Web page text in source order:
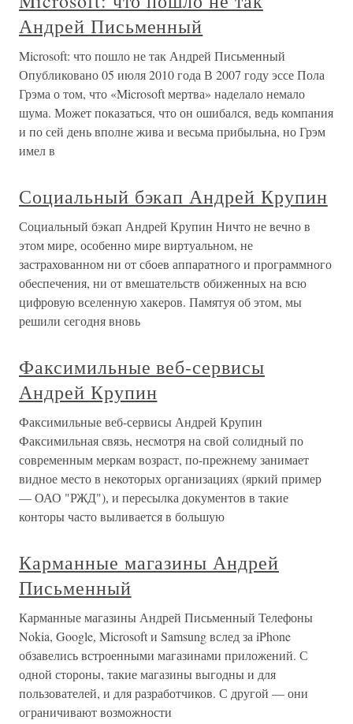
Андрей Письменный
Microsoft: что пошло не так Андрей Письменный
Опубликовано 05 июля 2010 года В 2007 году эссе Пола
Грэма о том, что «Microsoft мертва» наделало немало
шума. Может показаться, что он ошибался, ведь компания
и по сей день вполне жива и весьма прибыльна, но Грэм
имел в
Социальный бэкап Андрей Крупин
Социальный бэкап Андрей Крупин Ничто не вечно в
этом мире, особенно мире виртуальном, не
застрахованном ни от сбоев аппаратного и программного
обеспечения, ни от вмешательств обиженных на всю
цифровую вселенную хакеров. Памятуя об этом, мы
решили сегодня вновь
Факсимильные веб-сервисы
Андрей Крупин
Факсимильные веб-сервисы Андрей Крупин
Факсимильная связь, несмотря на свой солидный по
современным меркам возраст, по-прежнему занимает
видное место в некоторых организациях (яркий пример
— ОАО "РЖД"), и пересылка документов в такие
конторы часто выливается в большую
Карманные магазины Андрей
Письменный
Карманные магазины Андрей Письменный Телефоны
Nokia, Google, Microsoft и Samsung вслед за iPhone
обзавелись встроенными магазинами приложений. С
одной стороны, такие магазины выгодны и для
пользователей, и для разработчиков. С другой — они
ограничивают возможности